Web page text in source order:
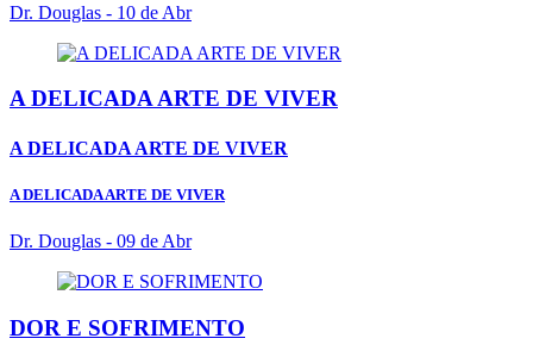
Dr. Douglas - 10 de Abr
A DELICADA ARTE DE VIVER
A DELICADA ARTE DE VIVER
A DELICADA ARTE DE VIVER
Dr. Douglas - 09 de Abr
DOR E SOFRIMENTO